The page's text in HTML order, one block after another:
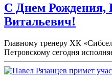
С Днем Рождения,
Витальевич!
Главному тренеру ХК
Петровскому сегодня